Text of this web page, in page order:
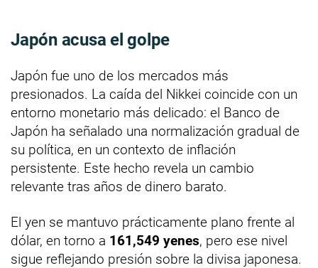
Japón acusa el golpe
Japón fue uno de los mercados más
presionados. La caída del Nikkei coincide con un
entorno monetario más delicado: el Banco de
Japón ha señalado una normalización gradual de
su política, en un contexto de inflación
persistente. Este hecho revela un cambio
relevante tras años de dinero barato.
El yen se mantuvo prácticamente plano frente al
dólar, en torno a 161,549 yenes, pero ese nivel
sigue reflejando presión sobre la divisa japonesa.